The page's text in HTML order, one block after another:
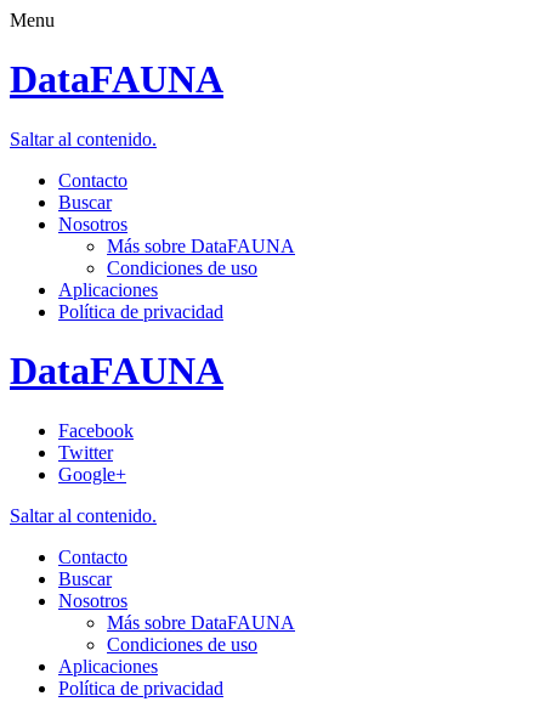
Menu
DataFAUNA
Saltar al contenido.
Contacto
Buscar
Nosotros
Más sobre DataFAUNA
Condiciones de uso
Aplicaciones
Política de privacidad
DataFAUNA
Facebook
Twitter
Google+
Saltar al contenido.
Contacto
Buscar
Nosotros
Más sobre DataFAUNA
Condiciones de uso
Aplicaciones
Política de privacidad